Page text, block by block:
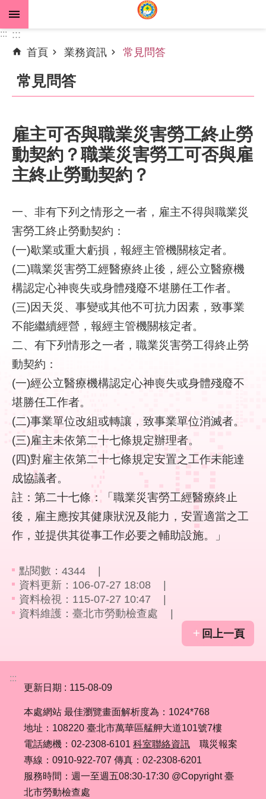
跳到主要內容區塊
進
搜
尋
公
告
資
機
關
介
紹
業
務
資
線
上
服
務
聯
絡
資
訊
相
關
連
結
影
音
專
區
訊
開
網
站
導
覽
::: :::
首頁
業務資訊 常見問答
常見問答
雇主可否與職業災害勞工終止勞
動契約？職業災害勞工可否與雇
主終止勞動契約？
一、非有下列之情形之一者，雇主不得與職業災
害勞工終止勞動契約：
(一)歇業或重大虧損，報經主管機關核定者。
(二)職業災害勞工經醫療終止後，經公立醫療機
構認定心神喪失或身體殘廢不堪勝任工作者。
(三)因天災、事變或其他不可抗力因素，致事業
不能繼續經營，報經主管機關核定者。
二、有下列情形之一者，職業災害勞工得終止勞
動契約：
(一)經公立醫療機構認定心神喪失或身體殘廢不
堪勝任工作者。
(二)事業單位改組或轉讓，致事業單位消滅者。
(三)雇主未依第二十七條規定辦理者。
(四)對雇主依第二十七條規定安置之工作未能達
成協議者。
註：第二十七條：「職業災害勞工經醫療終止
後，雇主應按其健康狀況及能力，安置適當之工
作，並提供其從事工作必要之輔助設施。」
點閱數： 4344
資料更新：106-07-27 18:08
資料檢視：115-07-27 10:47
資料維護：臺北市勞動檢查處
回上一頁
:::
更新日期
115-08-09
本處網站 最佳瀏覽畫面解析度為：1024*768
地址：108220 臺北市萬華區艋舺大道101號7樓
電話總機：02-2308-6101 科室聯絡資訊 職災報案
專線：0910-922-707 傳真：02-2308-6201
服務時間：週一至週五08:30-17:30 @Copyright 臺
北市勞動檢查處